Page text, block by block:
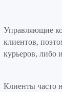
Управляющие
клиентов,
курьеров, либо
Клиенты часто